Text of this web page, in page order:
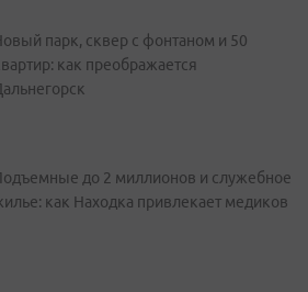
парк, сквер с фонтаном и 50
как преображается
до 2 миллионов и служебное
как Находка привлекает медиков